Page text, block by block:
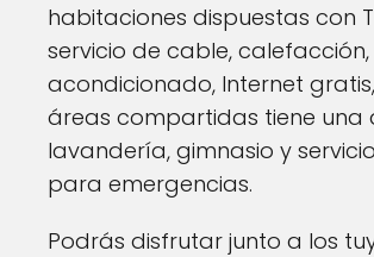
habitaciones dispuestas con
servicio de cable, calefacción,
acondicionado, Internet
áreas compartidas tiene una
lavandería, gimnasio y
para emergencias.
Podrás disfrutar junto a los